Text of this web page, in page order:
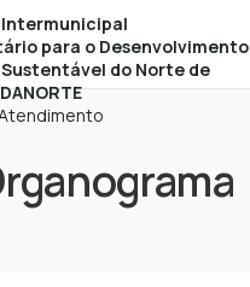
para o Desenvolvimento
do Norte de